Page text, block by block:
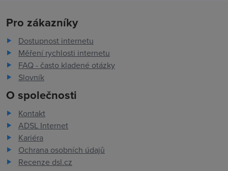
Pro zákazníky
Dostupnost internetu
Měření rychlosti internetu
FAQ - často kladené otázky
Slovník
O společnosti
Kontakt
ADSL Internet
Kariéra
Ochrana osobních údajů
Recenze dsl.cz